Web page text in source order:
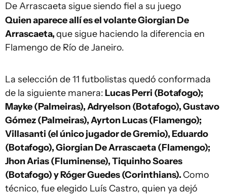
De Arrascaeta sigue siendo fiel a su juego
Quien aparece allí es el volante Giorgian De
Arrascaeta,que sigue haciendo la diferencia en
Flamengo de Río de Janeiro.
La selección de 11 futbolistas quedó conformada
de la siguiente manera: Lucas Perri (Botafogo);
Mayke (Palmeiras), Adryelson (Botafogo), Gustavo
Gómez (Palmeiras), Ayrton Lucas (Flamengo);
Villasanti (el único jugador de Gremio), Eduardo
(Botafogo), Giorgian De Arrascaeta (Flamengo);
Jhon Arias (Fluminense), Tiquinho Soares
(Botafogo) y Róger Guedes (Corinthians). Como
técnico, fue elegido Luís Castro, quien ya dejó